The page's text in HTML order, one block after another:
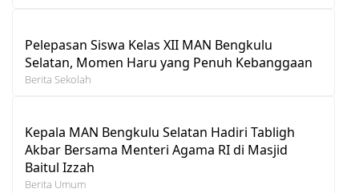
Pelepasan Siswa Kelas XII MAN Bengkulu
Selatan, Momen Haru yang Penuh Kebanggaan
Berita Sekolah
Kepala MAN Bengkulu Selatan Hadiri Tabligh
Akbar Bersama Menteri Agama RI di Masjid
Baitul Izzah
Berita Umum